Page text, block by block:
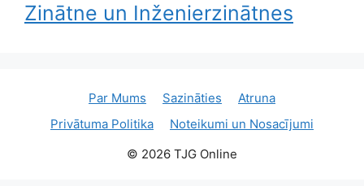
Zinātne un Inženierzinātnes
Par Mums Sazināties
Atruna
Privātuma Politika
Noteikumi un Nosacījumi
© 2026 TJG Online